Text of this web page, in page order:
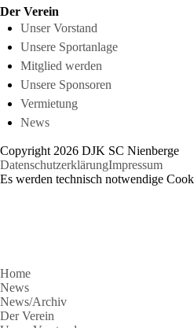
Der Verein
Unser Vorstand
Unsere Sportanlage
Mitglied werden
Unsere Sponsoren
Vermietung
News
Copyright 2026 DJK SC Nienberge
DatenschutzerklärungImpressum
Es werden technisch notwendige
Home
News
News/Archiv
Der Verein